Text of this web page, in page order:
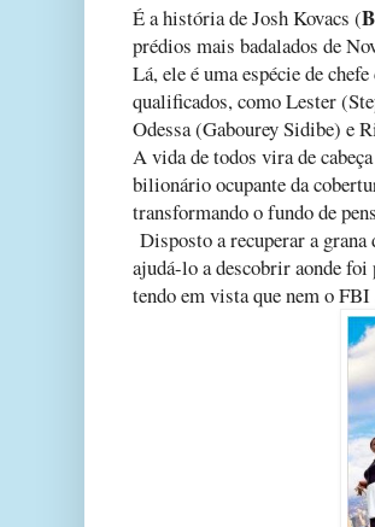
É a história de Josh Kovacs (
prédios mais badalados de
Lá, ele é uma espécie de
qualificados, como Lester
Odessa (Gabourey Sidibe) e
A vida de todos vira de
bilionário ocupante da
transformando o fundo de
Disposto a recuperar a
ajudá-lo a descobrir aonde
tendo em vista que nem o